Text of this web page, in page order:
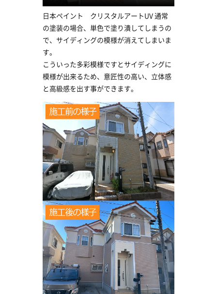
日本ペイント クリスタルアートUV 通常
の塗装の場合、単色で塗り潰してしまうの
で、サイディングの模様が消えてしまいま
す。
こういった多彩模様ですとサイディングに
模様が出来るため、意匠性の高い、立体感
と高級感を出す事ができます。